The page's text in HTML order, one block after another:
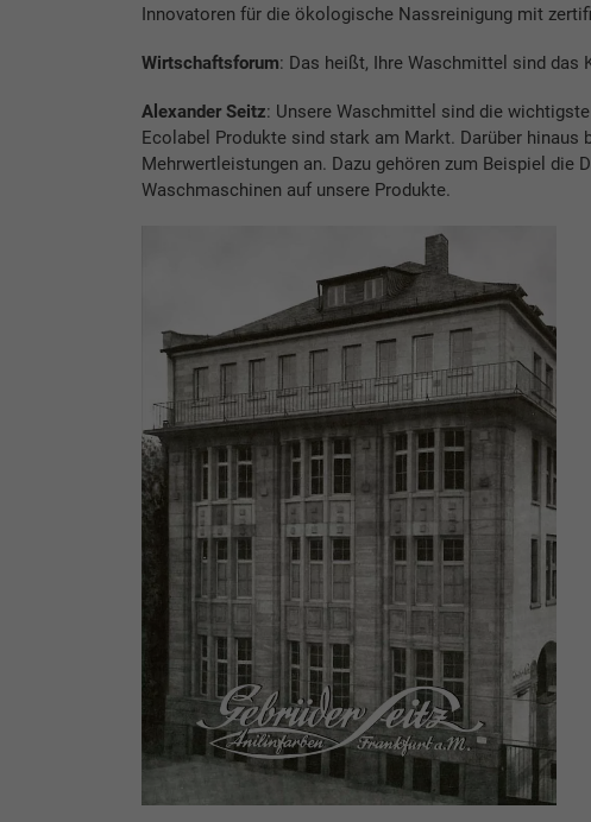
Innovatoren für die ökologische Nassreinigung mit
Wirtschaftsforum: Das heißt, Ihre Waschmittel sind das
Alexander Seitz: Unsere Waschmittel sind die
Ecolabel Produkte sind stark am Markt. Darüber hinaus
Mehrwertleistungen an. Dazu gehören zum Beispiel die
Waschmaschinen auf unsere Produkte.